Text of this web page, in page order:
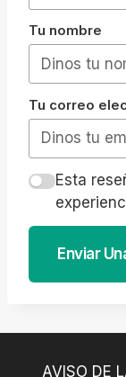
Tu nombre
Tu correo
Esta
Enviar
AVISO DE